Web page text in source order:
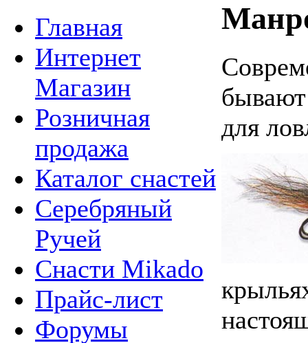
Главная
Интернет
Магазин
Розничная
продажа
Каталог снастей
Серебряный
Ручей
Снасти Mikado
Прайс-лист
Форумы
для